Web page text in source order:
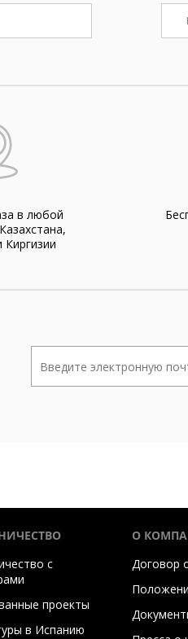
в любой
Киргизии
с
проекты
в Испанию
О
Договор